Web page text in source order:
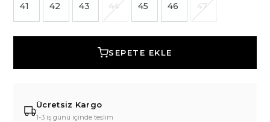
41 42 43 44 45 46 47
SEPETE EKLE
Ücretsiz Kargo
1-3 iş günü içinde teslim